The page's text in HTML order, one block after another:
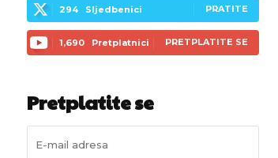
294 Sljedbenici PRATITE
1,690 Pretplatnici PRETPLATITE SE
Pretplatite se